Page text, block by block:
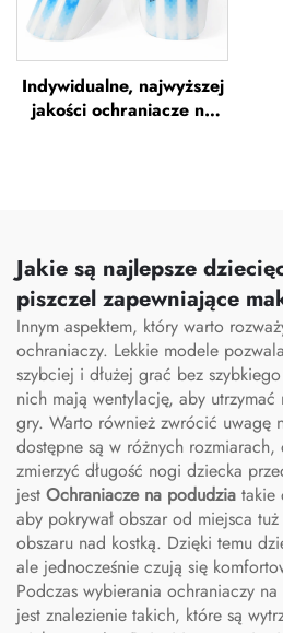
Indywidualne, najwyższej
jakości ochraniacze na
Jakie są najlepsze
piszczel zapewniające
Innym aspektem, który warto
ochraniaczy. Lekkie modele
szybciej i dłużej grać bez
nich mają wentylację, aby
gry. Warto również zwrócić uwagę
dostępne są w różnych
zmierzyć długość nogi dziecka
jest Ochraniacze na podudzia takie
aby pokrywał obszar od miejsca
obszaru nad kostką. Dzięki temu
ale jednocześnie czują się
Podczas wybierania ochraniaczy
jest znalezienie takich, które są